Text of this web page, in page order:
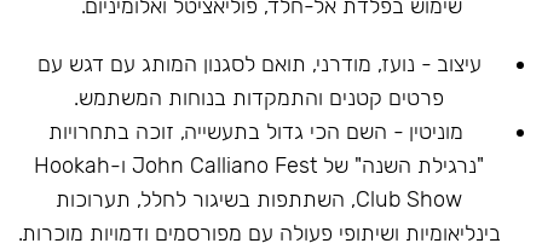
שימוש בפלדת אל-חלד, פוליאציטל ואלומיניום.
עיצוב - נועז, מודרני, תואם לסגנון המותג עם דגש עם
פרטים קטנים והתמקדות בנוחות המשתמש.
מוניטין - השם הכי גדול בתעשייה, זוכה בתחרויות
"נרגילת השנה" של John Calliano Fest ו-Hookah
Club Show, השתתפות בשיגור לחלל, תערוכות
בינליאומיות ושיתופי פעולה עם מפורסמים ודמויות מוכרות.